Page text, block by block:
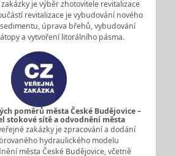
je výběr zhotovitele revitalizace
revitalizace je vybudování nového
úprava břehů, vybudování
a vytvoření litorálního pásma.
poměrů města České Budějovice –
stokové sítě a odvodnění města
zakázky je zpracování a dodání
hydraulického modelu
města České Budějovice, včetně